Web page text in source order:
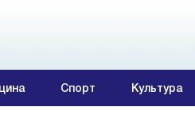
Спорт Культура